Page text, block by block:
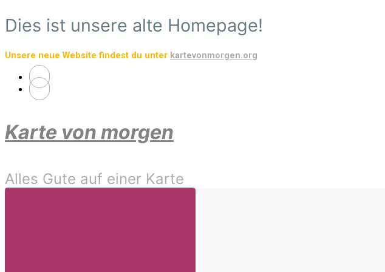
Zum
Hauptinhalt
Dies ist unsere alte Homepage!
Unsere neue Website findest du unter kartevonmorgen.org
Karte von morgen
Alles Gute auf einer Karte